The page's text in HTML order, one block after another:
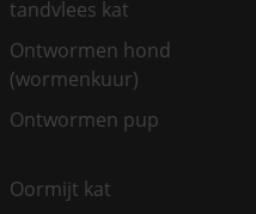
tandvlees kat
Ontwormen hond
(wormenkuur)
Ontwormen pup
Oormijt kat